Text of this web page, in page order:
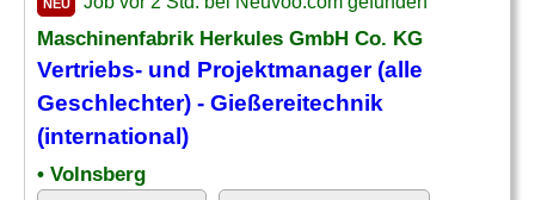
NEU
Maschinenfabrik Herkules GmbH Co. KG
Vertriebs- und Projektmanager (alle
Geschlechter) - Gießereitechnik
(international)
• Volnsberg